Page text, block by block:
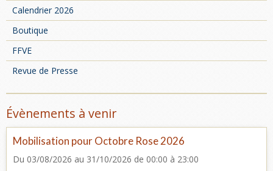
Calendrier 2026
Boutique
FFVE
Revue de Presse
Évènements à venir
Mobilisation pour Octobre Rose 2026
Du 03/08/2026 au 31/10/2026 de 00:00 à 23:00